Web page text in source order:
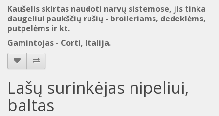
Kaušelis skirtas naudoti narvų sistemose, jis tinka
daugeliui paukščių rušių - broileriams, dedeklėms,
putpelėms ir kt.
Gamintojas - Corti, Italija.
Lašų surinkėjas nipeliui,
baltas